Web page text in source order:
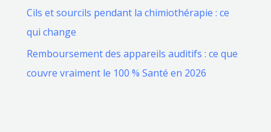
Cils et sourcils pendant la chimiothérapie : ce
qui change
Remboursement des appareils auditifs : ce que
couvre vraiment le 100 % Santé en 2026